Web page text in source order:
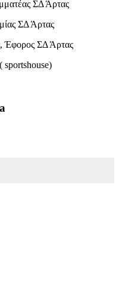
ΣΔ Άρτας
ΣΔ Άρτας
Έφορος ΣΔ Άρτας
sportshouse)